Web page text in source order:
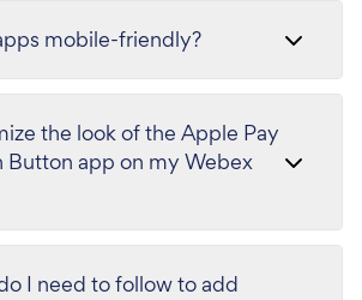
mobile-friendly?
the look of the Apple Pay
Button app on my Webex
I need to follow to add